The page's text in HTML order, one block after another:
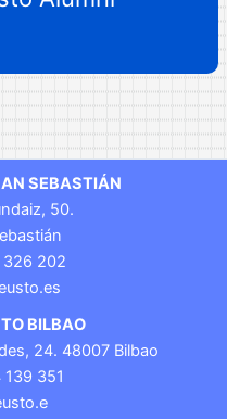
SEBASTIÁN
50.
326 202
BILBAO
24. 48007 Bilbao
351